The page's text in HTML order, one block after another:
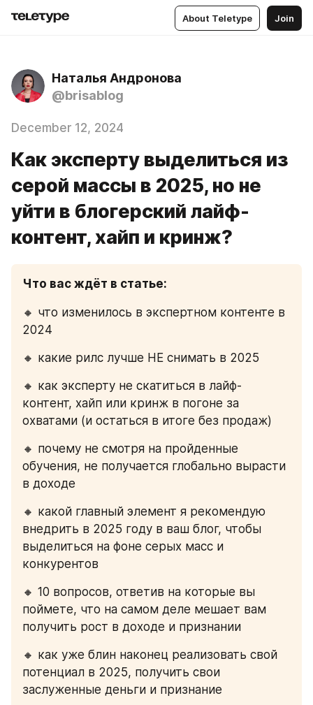
About Teletype Join
Наталья Андронова
@brisablog
December 12, 2024
Как эксперту выделиться из
серой массы в 2025, но не
уйти в блогерский лайф-
контент, хайп и кринж?
Что вас ждёт в статье:
🔸 что изменилось в экспертном контенте в
2024
🔸 какие рилс лучше НЕ снимать в 2025
🔸 как эксперту не скатиться в лайф-
контент, хайп или кринж в погоне за
охватами (и остаться в итоге без продаж)
🔸 почему не смотря на пройденные
обучения, не получается глобально вырасти
в доходе
🔸 какой главный элемент я рекомендую
внедрить в 2025 году в ваш блог, чтобы
выделиться на фоне серых масс и
конкурентов
🔸 10 вопросов, ответив на которые вы
поймете, что на самом деле мешает вам
получить рост в доходе и признании
🔸 как уже блин наконец реализовать свой
потенциал в 2025, получить свои
заслуженные деньги и признание